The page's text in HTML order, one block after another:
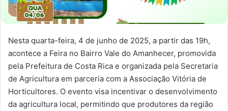
Nesta quarta-feira, 4 de junho de 2025, a partir das 19h,
acontece a Feira no Bairro Vale do Amanhecer, promovida
pela Prefeitura de Costa Rica e organizada pela Secretaria
de Agricultura em parceria com a Associação Vitória de
Horticultores. O evento visa incentivar o desenvolvimento
da agricultura local, permitindo que produtores da região